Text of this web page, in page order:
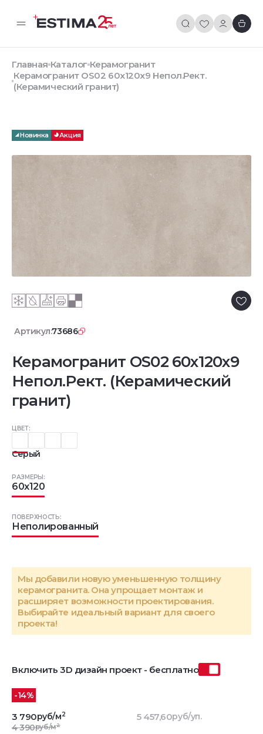
Главная Каталог Керамогранит
Керамогранит OS02 60x120x9 Непол.Рект.
(Керамический гранит)
Новинка Акция
Артикул:73686
Керамогранит OS02 60x120x9
Непол.Рект. (Керамический
гранит)
ЦВЕТ:
Серый
РАЗМЕРЫ:
60x120
ПОВЕРХНОСТЬ:
Неполированный
Мы добавили новую уменьшенную толщину
керамогранита. Она упрощает монтаж и
расширяет возможности проектирования.
Выбирайте идеальный вариант для своего
проекта!
Включить 3D дизайн проект - бесплатно
-14%
3 790руб/м2
4 390руб/м2
5 457,60руб/уп.